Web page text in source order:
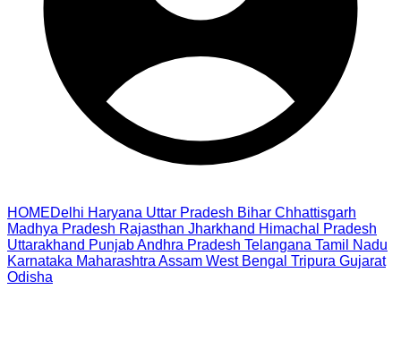
HOMEDelhi Haryana Uttar Pradesh Bihar Chhattisgarh
Madhya Pradesh Rajasthan Jharkhand Himachal Pradesh
Uttarakhand PunjabAndhra Pradesh Telangana Tamil Nadu
Karnataka Maharashtra Assam West Bengal Tripura Gujarat
Odisha